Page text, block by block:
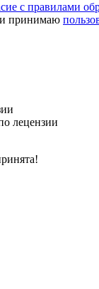
с правилами
принимаю
лецензии